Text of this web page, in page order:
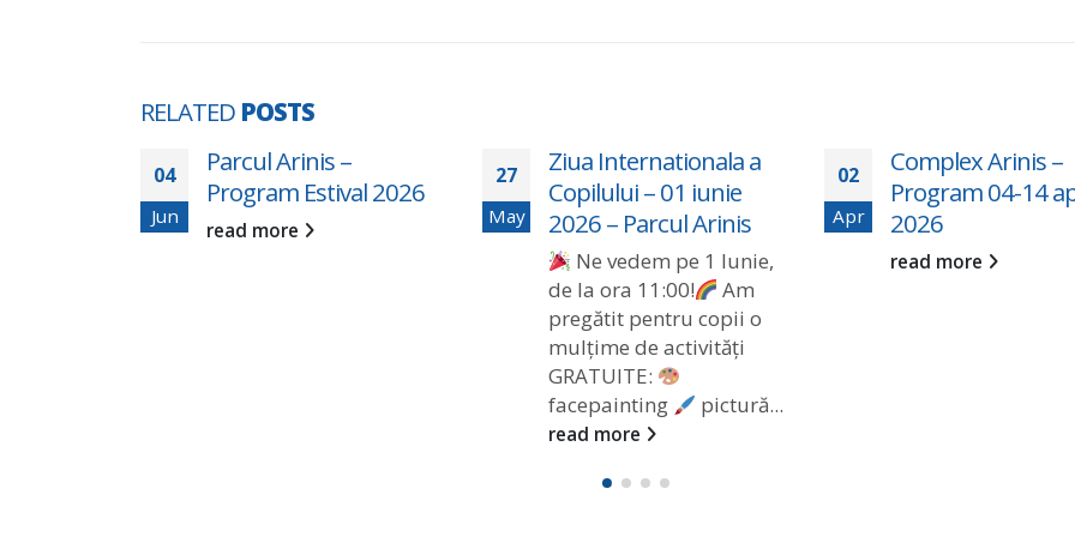
RELATED POSTS
04
Jun
Parcul Arinis –
Program Estival 2026
read more
27
May
Ziua Internationala a
Copilului – 01 iunie
2026 – Parcul Arinis
Ne vedem pe 1 Iunie,
de la ora 11:00!
Am
pregătit pentru copii o
mulțime de activități
GRATUITE:
facepainting
pictură...
read more
02
Apr
Complex Arinis –
Program 04-14
2026
read more